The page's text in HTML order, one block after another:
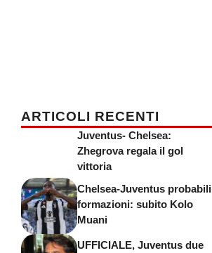
ARTICOLI RECENTI
Juventus- Chelsea:
Zhegrova regala il gol
vittoria
Chelsea-Juventus probabili
formazioni: subito Kolo
Muani
UFFICIALE, Juventus due